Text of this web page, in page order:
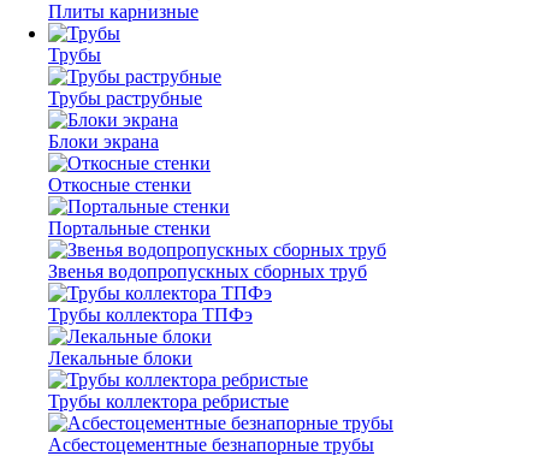
Плиты карнизные
Трубы
Трубы раструбные
Блоки экрана
Откосные стенки
Портальные стенки
Звенья водопропускных сборных труб
Трубы коллектора ТПФэ
Лекальные блоки
Трубы коллектора ребристые
Асбестоцементные безнапорные трубы